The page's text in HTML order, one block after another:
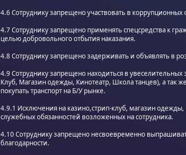
4.6 Сотруднику запрещено участвовать в коррупционных
4.7 Сотруднику запрещено применять спецсредства к
целью добровольного отбытия наказания.
4.8 Сотруднику запрещено задерживать и объявлять в
4.9 Сотруднику запрещено находиться в
Клуб, Магазин одежды, Кинотеатр, Школа танцев), а так
покупать транспорт на Б/У рынке.
4.9.1 Исключения на казино,стрип-клуб, магазин
служебных обязанностей возложенных на сотрудника.
4.10 Сотруднику запрещено несвоевременно
благодарности.